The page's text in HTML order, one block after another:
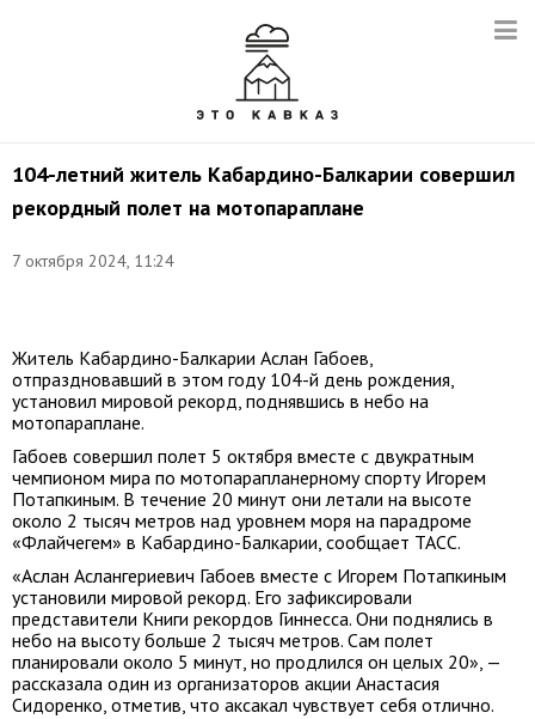
104-летний житель Кабардино-Балкарии совершил
рекордный полет на мотопараплане
7 октября 2024, 11:24
Житель Кабардино-Балкарии Аслан Габоев,
отпраздновавший в этом году 104-й день рождения,
установил мировой рекорд, поднявшись в небо на
мотопараплане.
Габоев совершил полет 5 октября вместе с двукратным
чемпионом мира по мотопарапланерному спорту Игорем
Потапкиным. В течение 20 минут они летали на высоте
около 2 тысяч метров над уровнем моря на парадроме
«Флайчегем» в Кабардино-Балкарии, сообщает ТАСС.
«Аслан Аслангериевич Габоев вместе с Игорем Потапкиным
установили мировой рекорд. Его зафиксировали
представители Книги рекордов Гиннесса. Они поднялись в
небо на высоту больше 2 тысяч метров. Сам полет
планировали около 5 минут, но продлился он целых 20», —
рассказала один из организаторов акции Анастасия
Сидоренко, отметив, что аксакал чувствует себя отлично.